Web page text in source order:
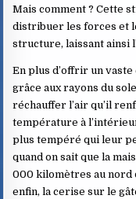
Mais comment ? Cette
distribuer les forces et
structure, laissant ainsi
En plus d’offrir un
grâce aux rayons du
réchauffer l’air qu’il
température à
plus tempéré qui leur
quand on sait que la
000 kilomètres au nord
enfin, la cerise sur le